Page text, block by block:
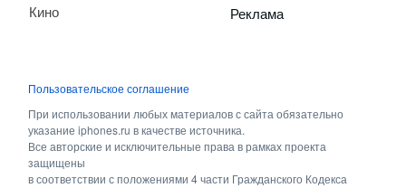
Кино
Реклама
Пользовательское соглашение
При использовании любых материалов с сайта обязательно
указание iphones.ru в качестве источника.
Все авторские и исключительные права в рамках проекта
защищены
в соответствии с положениями 4 части Гражданского Кодекса